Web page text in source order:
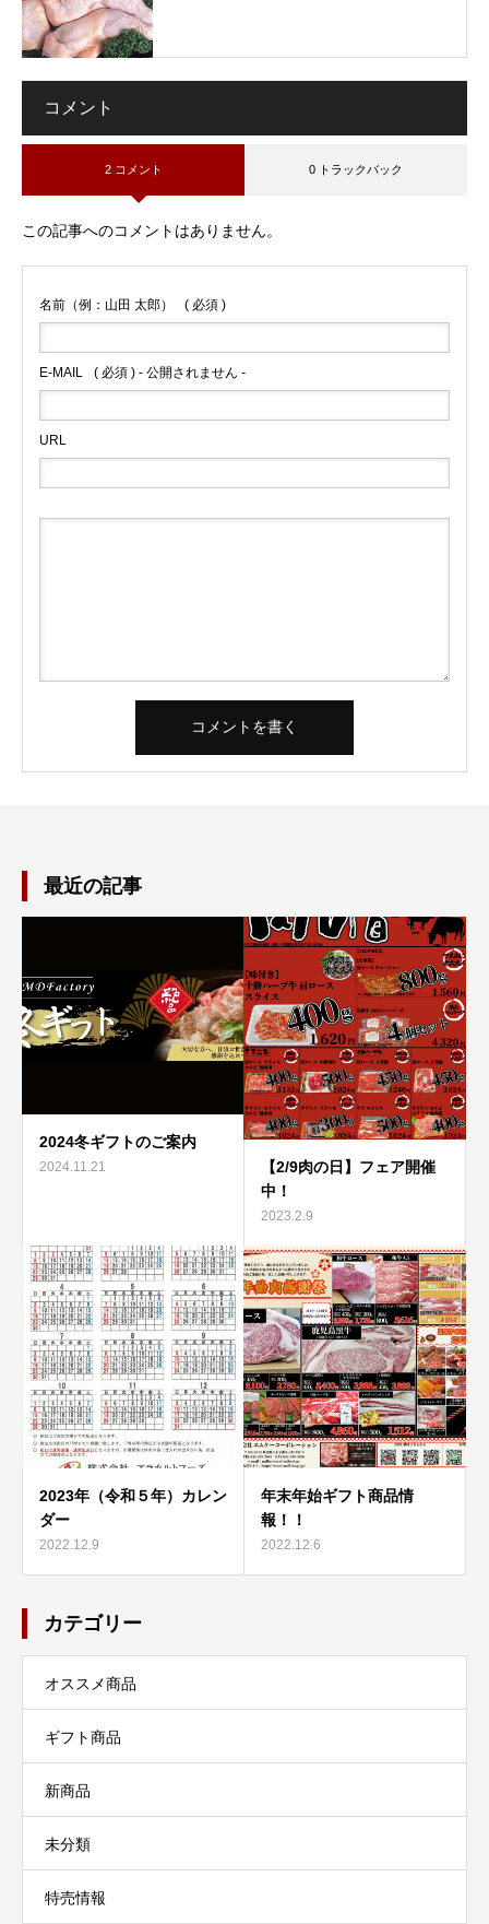
コメント
2 コメント 0 トラックバック
この記事へのコメントはありません。
名前（例：山田 太郎） ( 必須 )
E-MAIL ( 必須 ) - 公開されません -
URL
最近の記事
2024冬ギフトのご案内
2024.11.21
【2/9肉の日】フェア開催
中！
2023.2.9
2023年（令和５年）カレン
ダー
2022.12.9
年末年始ギフト商品情
報！！
2022.12.6
カテゴリー
オススメ商品
ギフト商品
新商品
未分類
特売情報